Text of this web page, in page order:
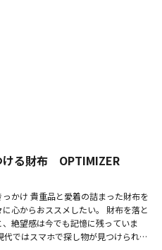
る財布 OPTIMIZER
まった財布を
心からおススメしたい。 財布を落と
絶望感は今でも記憶に残っていま
代ではスマホで探し物が見つけられる